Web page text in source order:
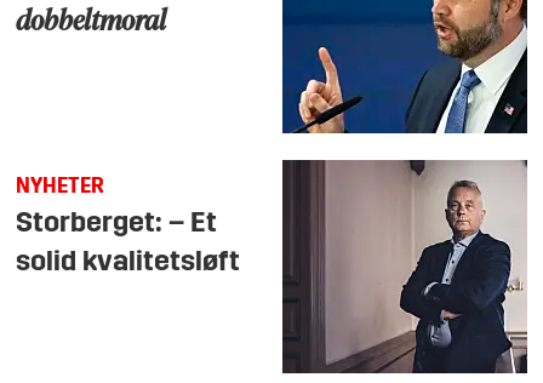
dobbeltmoral
NYHETER
Storberget: – Et
solid kvalitetsløft